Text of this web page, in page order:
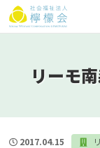
リーモ
2017.04.15